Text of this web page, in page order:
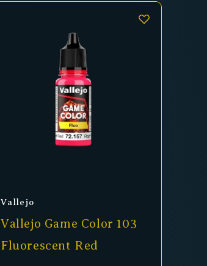
Anbieter:
Vallejo
Vallejo Game Color 103
Fluorescent Red